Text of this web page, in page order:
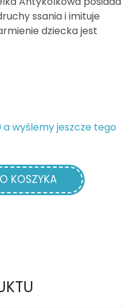
ssania i imituje
dziecka jest
a wyślemy jeszcze tego
KOSZYKA